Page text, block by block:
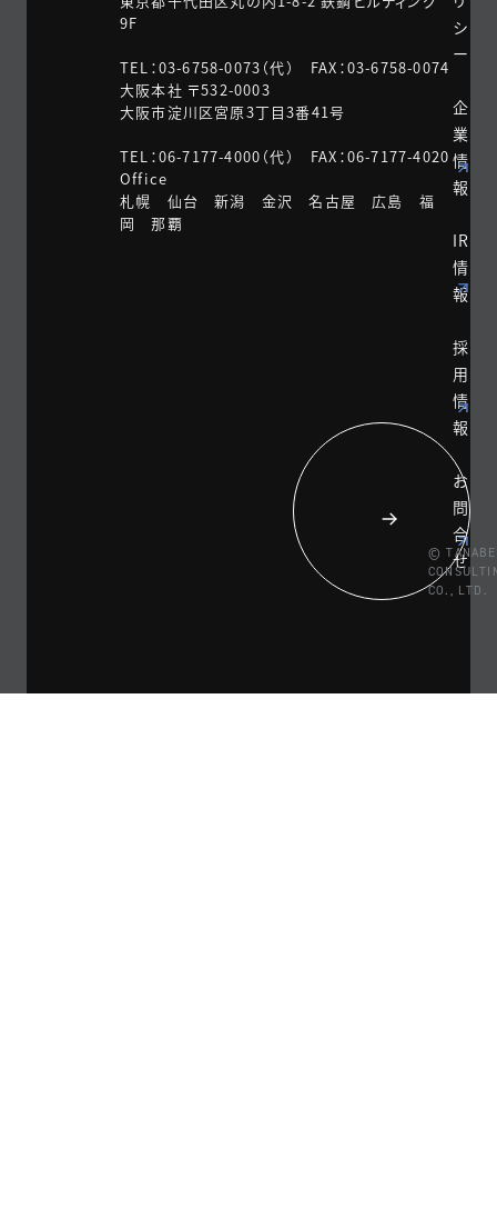
9F
TEL：03-6758-0073（代） FAX：03-6758-0074
大阪本社 〒532-0003
大阪市淀川区宮原3丁目3番41号
TEL：06-7177-4000（代） FAX：06-7177-4020
Office
札幌 仙台 新潟 金沢 名古屋 広島 福
岡 那覇
シ
ー
企
業
情
報
IR
情
報
採
用
情
報
お
問
合
せ
© TANABE
CO., LTD.